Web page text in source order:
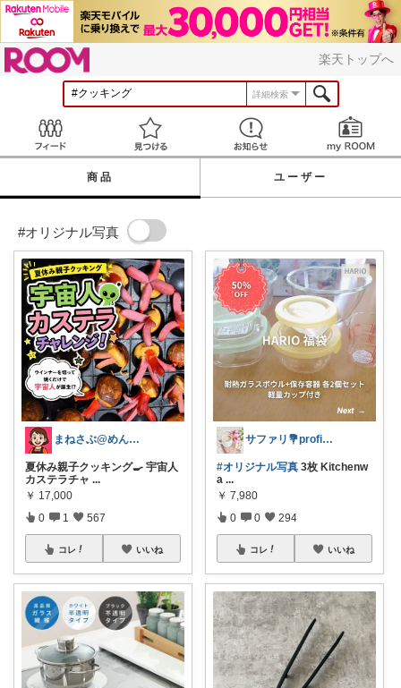
楽天トップへ
詳細検索
見つける お知らせ
商品 ユーザー
#オリジナル写真
まねさぶ@めんどくさい→快適
夏休み親子クッキング🍳 宇宙人
カステラチャ ...
￥ 17,000
0 1 567
コレ いいね
サファリ‎💐profileにてお礼
#オリジナル写真 3枚 Kitchenw
a ...
￥ 7,980
0 0 294
コレ いいね